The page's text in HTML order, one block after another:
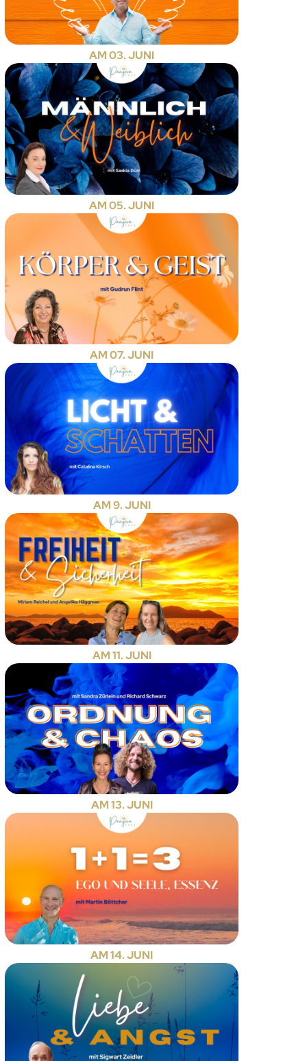
AM 03. JUNI
AM 05. JUNI
AM 07. JUNI
AM 9. JUNI
AM 11. JUNI
AM 13. JUNI
AM 14. JUNI